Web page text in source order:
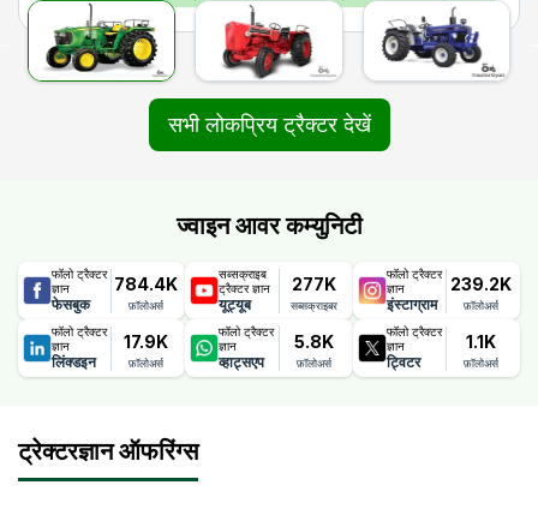
सभी लोकप्रिय ट्रैक्टर देखें
ज्वाइन आवर कम्युनिटी
फॉलो ट्रैक्टर
ज्ञान
फेसबुक
784.4K
फ़ॉलोअर्स
सब्सक्राइब
ट्रैक्टर ज्ञान
यूट्यूब
277K
सब्सक्राइबर
फॉलो ट्रैक्टर
ज्ञान
इंस्टाग्राम
239.2K
फ़ॉलोअर्स
फॉलो ट्रैक्टर
ज्ञान
लिंक्डइन
17.9K
फ़ॉलोअर्स
फॉलो ट्रैक्टर
ज्ञान
व्हाट्सएप
5.8K
फ़ॉलोअर्स
फॉलो ट्रैक्टर
ज्ञान
ट्विटर
1.1K
फ़ॉलोअर्स
ट्रेक्टरज्ञान ऑफरिंग्स